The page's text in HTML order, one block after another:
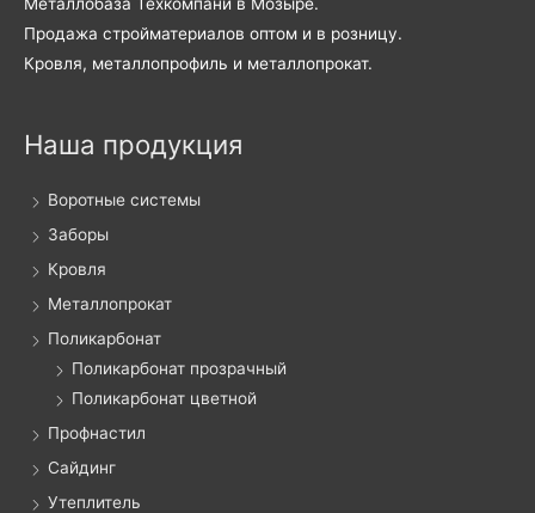
Продажа стройматериалов оптом и в розницу.
Кровля, металлопрофиль и металлопрокат.
Наша продукция
Воротные системы
Заборы
Кровля
Металлопрокат
Поликарбонат
Поликарбонат прозрачный
Поликарбонат цветной
Профнастил
Сайдинг
Утеплитель